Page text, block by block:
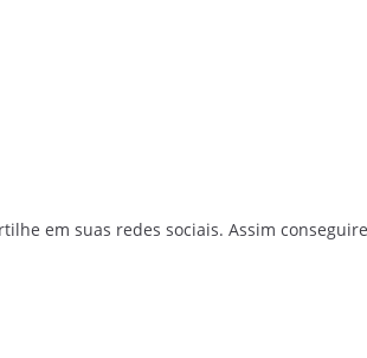
em suas redes sociais. Assim